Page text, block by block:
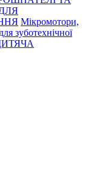
Мікромотори,
зуботехнічної